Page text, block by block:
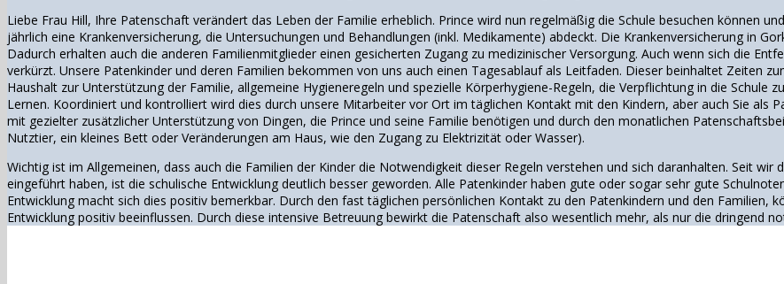
Liebe Frau Hill, Ihre Patenschaft verändert das Leben der Familie erheblich. Prince wird nun regelmäßig die Schule besuchen können
jährlich eine Krankenversicherung, die Untersuchungen und Behandlungen (inkl. Medikamente) abdeckt. Die Krankenversicherung in
Dadurch erhalten auch die anderen Familienmitglieder einen gesicherten Zugang zu medizinischer Versorgung. Auch wenn sich die
verkürzt. Unsere Patenkinder und deren Familien bekommen von uns auch einen Tagesablauf als Leitfaden. Dieser beinhaltet Zeiten
Haushalt zur Unterstützung der Familie, allgemeine Hygieneregeln und spezielle Körperhygiene-Regeln, die Verpflichtung in die Schule
Lernen. Koordiniert und kontrolliert wird dies durch unsere Mitarbeiter vor Ort im täglichen Kontakt mit den Kindern, aber auch Sie als
mit gezielter zusätzlicher Unterstützung von Dingen, die Prince und seine Familie benötigen und durch den monatlichen
Nutztier, ein kleines Bett oder Veränderungen am Haus, wie den Zugang zu Elektrizität oder Wasser).
Wichtig ist im Allgemeinen, dass auch die Familien der Kinder die Notwendigkeit dieser Regeln verstehen und sich daranhalten. Seit wir
eingeführt haben, ist die schulische Entwicklung deutlich besser geworden. Alle Patenkinder haben gute oder sogar sehr gute
Entwicklung macht sich dies positiv bemerkbar. Durch den fast täglichen persönlichen Kontakt zu den Patenkindern und den Familien,
Entwicklung positiv beeinflussen. Durch diese intensive Betreuung bewirkt die Patenschaft also wesentlich mehr, als nur die dringend